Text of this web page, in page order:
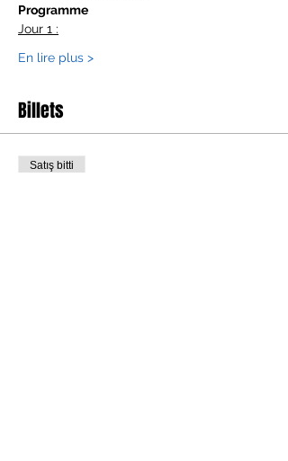
Programme
Jour 1 :
En lire plus >
Billets
Satış bitti